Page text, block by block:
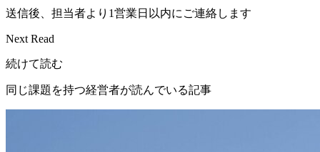
送信後、担当者より1営業日以内にご連絡します
Next Read
続けて読む
同じ課題を持つ経営者が読んでいる記事